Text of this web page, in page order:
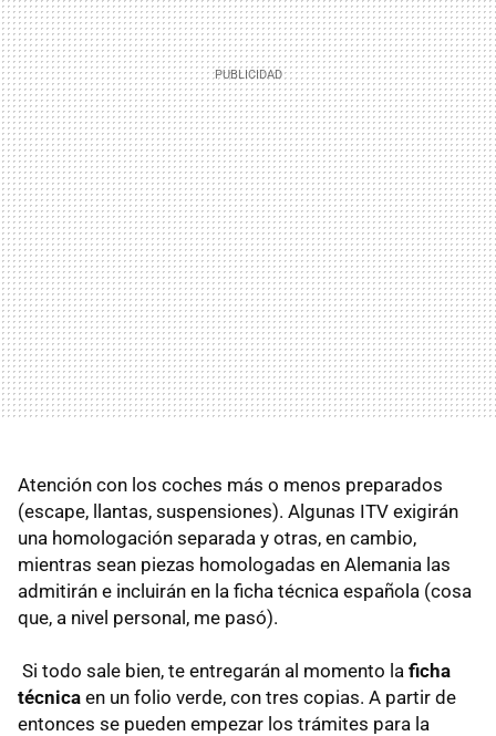
Atención con los coches más o menos preparados
(escape, llantas, suspensiones). Algunas ITV exigirán
una homologación separada y otras, en cambio,
mientras sean piezas homologadas en Alemania las
admitirán e incluirán en la ficha técnica española (cosa
que, a nivel personal, me pasó).
Si todo sale bien, te entregarán al momento la ficha
técnica en un folio verde, con tres copias. A partir de
entonces se pueden empezar los trámites para la